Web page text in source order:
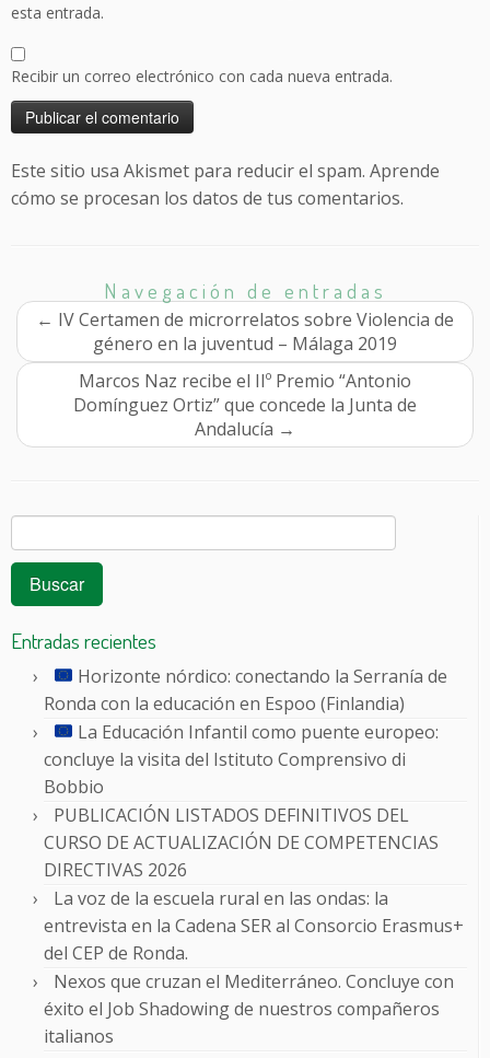
esta entrada.
Recibir un correo electrónico con cada nueva entrada.
Este sitio usa Akismet para reducir el spam. Aprende
cómo se procesan los datos de tus comentarios.
Navegación de entradas
← IV Certamen de microrrelatos sobre Violencia de
género en la juventud – Málaga 2019
Marcos Naz recibe el IIº Premio “Antonio
Domínguez Ortiz” que concede la Junta de
Andalucía →
Buscar:
Entradas recientes
Horizonte nórdico: conectando la Serranía de
Ronda con la educación en Espoo (Finlandia)
La Educación Infantil como puente europeo:
concluye la visita del Istituto Comprensivo di
Bobbio
PUBLICACIÓN LISTADOS DEFINITIVOS DEL
CURSO DE ACTUALIZACIÓN DE COMPETENCIAS
DIRECTIVAS 2026
La voz de la escuela rural en las ondas: la
entrevista en la Cadena SER al Consorcio Erasmus+
del CEP de Ronda.
Nexos que cruzan el Mediterráneo. Concluye con
éxito el Job Shadowing de nuestros compañeros
italianos